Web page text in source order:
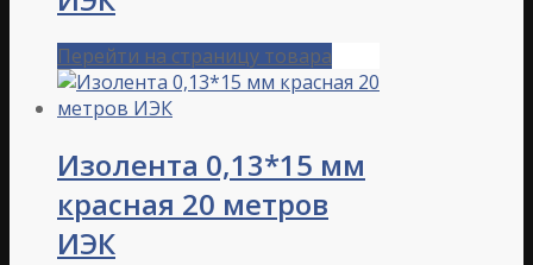
Перейти на страницу товара
Изолента 0,13*15 мм
красная 20 метров
ИЭК